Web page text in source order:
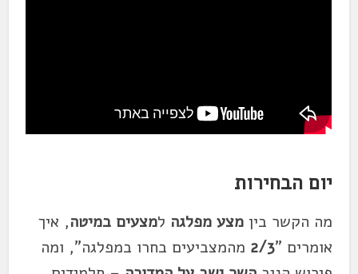
יום הבחירות
מה הקשר ביןמצע מפלגה למצעים במיטה, איך
אומרים "2/3 מהמצביעים בחרו במפלגה", ומה